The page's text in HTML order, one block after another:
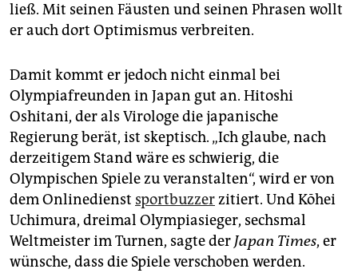
ließ. Mit seinen Fäusten und seinen Phrasen wollt
er auch dort Optimismus verbreiten.
Damit kommt er jedoch nicht einmal bei
Olympiafreunden in Japan gut an. Hitoshi
Oshitani, der als Virologe die japanische
Regierung berät, ist skeptisch. „Ich glaube, nach
derzeitigem Stand wäre es schwierig, die
Olympischen Spiele zu veranstalten“, wird er von
dem Onlinedienst sportbuzzerzitiert. Und Kōhei
Uchimura, dreimal Olympiasieger, sechsmal
Weltmeister im Turnen, sagte der Japan Times, er
wünsche, dass die Spiele verschoben werden.